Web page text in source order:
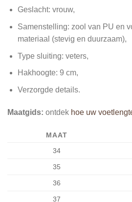
Geslacht: vrouw,
Samenstelling: zool van PU en
materiaal (stevig en duurzaam),
Type sluiting: veters,
Hakhoogte: 9 cm,
Verzorgde details.
Maatgids: ontdek hoe uw
MAAT
34
35
36
37